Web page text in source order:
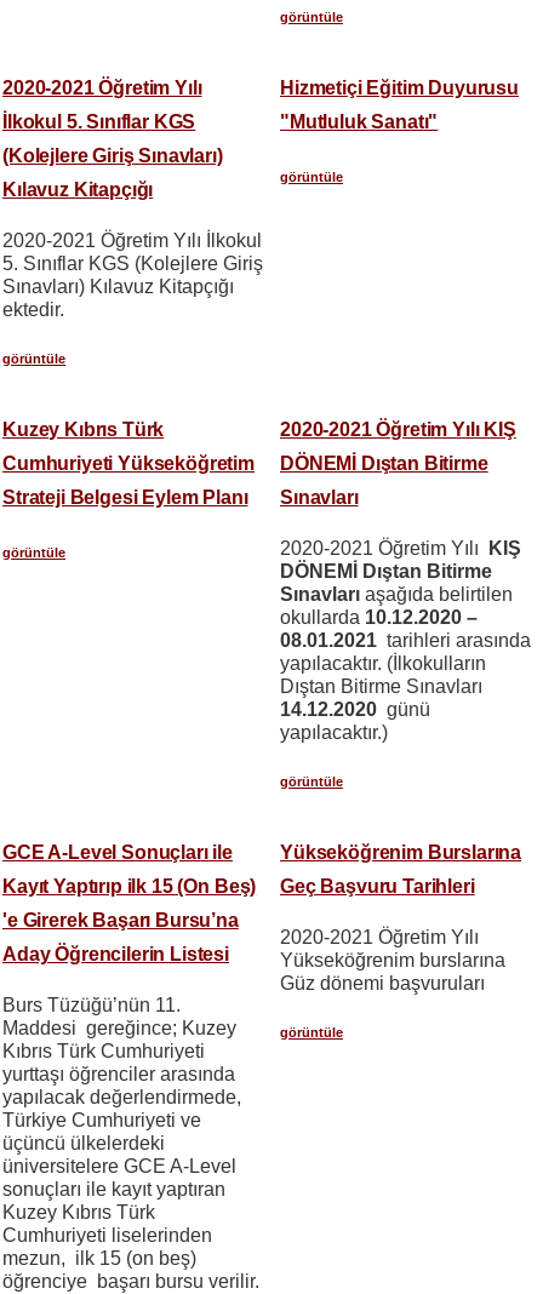
görüntüle
2020-2021 Öğretim Yılı
İlkokul 5. Sınıflar KGS
(Kolejlere Giriş Sınavları)
Kılavuz Kitapçığı
2020-2021 Öğretim Yılı İlkokul
5. Sınıflar KGS (Kolejlere Giriş
Sınavları) Kılavuz Kitapçığı
ektedir.
görüntüle
Hizmetiçi Eğitim Duyurusu
"Mutluluk Sanatı"
görüntüle
Kuzey Kıbrıs Türk
Cumhuriyeti Yükseköğretim
Strateji Belgesi Eylem Planı
görüntüle
2020-2021 Öğretim Yılı KIŞ
DÖNEMİ Dıştan Bitirme
Sınavları
2020-2021 Öğretim Yılı
KIŞ
DÖNEMİ Dıştan Bitirme
Sınavları aşağıda belirtilen
okullarda 10.12.2020 –
08.01.2021 tarihleri arasında
yapılacaktır. (İlkokulların
Dıştan Bitirme Sınavları
14.12.2020 günü
yapılacaktır.)
görüntüle
GCE A-Level Sonuçları ile
Kayıt Yaptırıp ilk 15 (On Beş)
'e Girerek Başarı Bursu’na
Aday Öğrencilerin Listesi
Burs Tüzüğü’nün 11.
Maddesi gereğince; Kuzey
Kıbrıs Türk Cumhuriyeti
yurttaşı öğrenciler arasında
yapılacak değerlendirmede,
Türkiye Cumhuriyeti ve
üçüncü ülkelerdeki
üniversitelere GCE A-Level
sonuçları ile kayıt yaptıran
Kuzey Kıbrıs Türk
Cumhuriyeti liselerinden
mezun, ilk 15 (on beş)
öğrenciye başarı bursu verilir.
Yükseköğrenim Burslarına
Geç Başvuru Tarihleri
2020-2021 Öğretim Yılı
Yükseköğrenim burslarına
Güz dönemi başvuruları
görüntüle